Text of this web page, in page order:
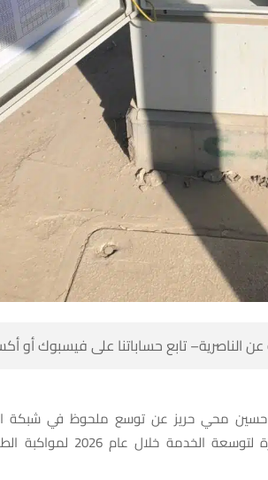
الناصرية– تابع حساباتنا على فيسبوك أو
محي حريز عن توسع ملحوظ في شبكة
بالمحافظة، مؤكدا وجود خطة مستمرة